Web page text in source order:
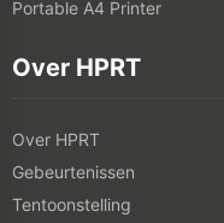
Portable A4 Printer
Over HPRT
Over HPRT
Gebeurtenissen
Tentoonstelling